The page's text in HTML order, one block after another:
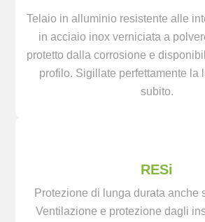
Telaio in alluminio resistente alle
in acciaio inox verniciata a
protetto dalla corrosione e
profilo. Sigillate perfettamente la
subito.
RESi
Protezione di lunga durata anche
Ventilazione e protezione dagli